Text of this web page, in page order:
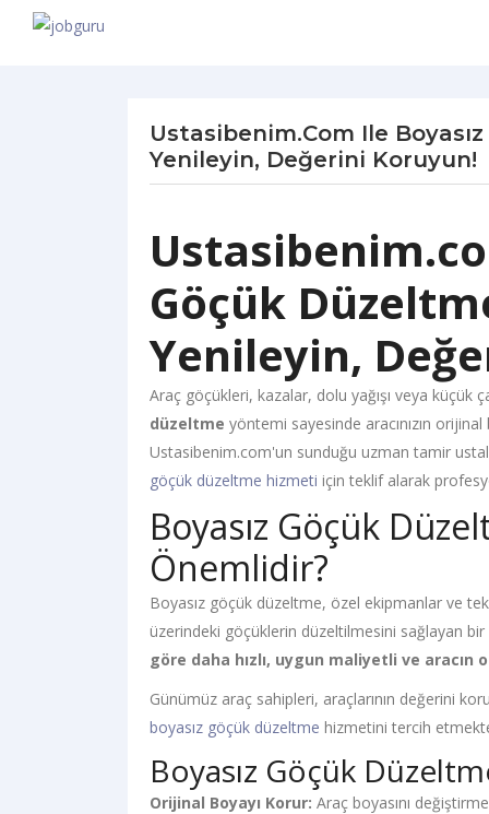
Ustasibenim.com Ile
Yenileyin, Değerini Koruyun!
Göçük
Yenileyin,
Araç göçükleri, kazalar, dolu yağışı veya küçük
düzeltme yöntemi sayesinde aracınızın
Ustasibenim.com'un sunduğu uzman tamir
göçük düzeltme hizmeti için teklif alarak
Boyasız Göçük
Önemlidir?
Boyasız göçük düzeltme, özel ekipmanlar ve
üzerindeki göçüklerin düzeltilmesini sağlayan
göre daha hızlı, uygun maliyetli ve
Günümüz araç sahipleri, araçlarının değerini
boyasız göçük düzeltme hizmetini tercih
Boyasız Göçük
Orijinal Boyayı Korur: Araç boyasını